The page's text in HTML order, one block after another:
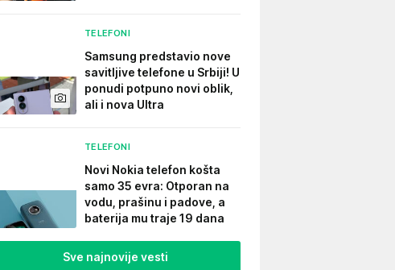
TELEFONI
Samsung predstavio nove
savitljive telefone u Srbiji! U
ponudi potpuno novi oblik,
ali i nova Ultra
TELEFONI
Novi Nokia telefon košta
samo 35 evra: Otporan na
vodu, prašinu i padove, a
baterija mu traje 19 dana
Sve najnovije vesti